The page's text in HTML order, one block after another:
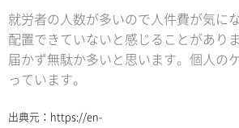
就労者の人数が多いので人件費が気に
配置できていないと感じることがあり
届かず無駄か多いと思います。個人の
っています。
出典元：
https://en-